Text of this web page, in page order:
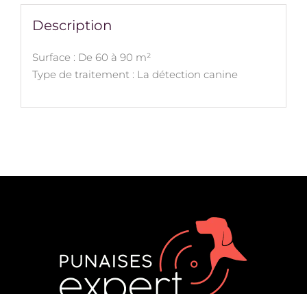
Description
Surface : De 60 à 90 m²
Type de traitement : La détection canine